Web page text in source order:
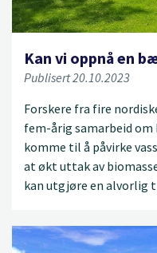
Kan vi oppnå en
Publisert 20.10.2023
Forskere fra fire
fem-årig samarbeid
komme til å påvirke
at økt uttak av
kan utgjøre en alvorlig